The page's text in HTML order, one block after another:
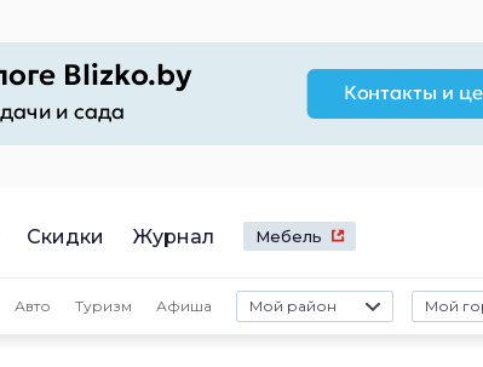
Скидки Журнал Мебель
Авто Туризм Афиша Мой район Мой